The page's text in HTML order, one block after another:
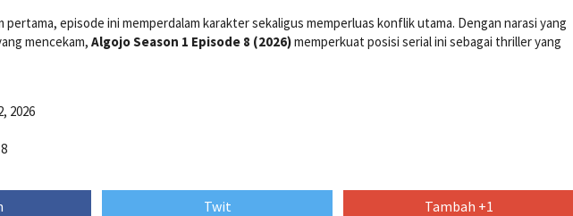
pertama, episode ini memperdalam karakter sekaligus memperluas konflik utama. Dengan narasi yang
mencekam, Algojo Season 1 Episode 8 (2026)memperkuat posisi serial ini sebagai thriller yang
2026
Twit Tambah +1